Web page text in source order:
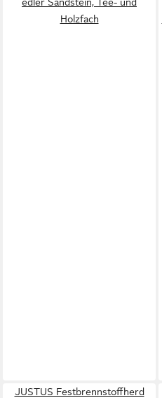
Holzfach
JUSTUS Festbrennstoffherd